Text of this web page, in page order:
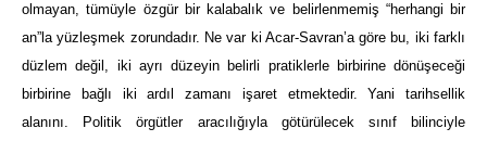
olmayan, tümüyle özgür bir kalabalık ve belirlenmemiş “herhangi bir
an”la yüzleşmek zorundadır. Ne var ki Acar-Savran’a göre bu, iki farklı
düzlem değil, iki ayrı düzeyin belirli pratiklerle birbirine dönüşeceği
birbirine bağlı iki ardıl zamanı işaret etmektedir. Yani tarihsellik
alanını. Politik örgütler aracılığıyla götürülecek sınıf bilinciyle